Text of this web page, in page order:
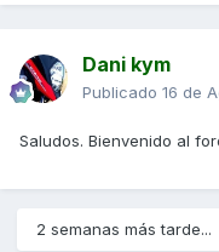
Dani kym
Publicado 16 de
Saludos. Bienvenido al
2 semanas más tarde...